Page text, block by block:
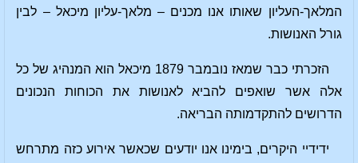
המלאך-העליון שאותו אנו מכנים – מלאך-עליון מיכאל – לבין
גורל האנושות.
הזכרתי כבר שמאז נובמבר 1879 מיכאל הוא המנהיג של כל
אלה אשר שואפים להביא לאנושות את הכוחות הנכונים
הדרושים להתקדמותה הבריאה.
ידידיי היקרים, בימינו אנו יודעים שכאשר אירוע כזה מתרחש